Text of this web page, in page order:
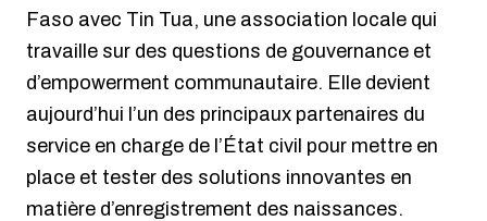
Faso avec Tin Tua, une association locale qui
travaille sur des questions de gouvernance et
d’empowerment communautaire. Elle devient
aujourd’hui l’un des principaux partenaires du
service en charge de l’État civil pour mettre en
place et tester des solutions innovantes en
matière d’enregistrement des naissances.